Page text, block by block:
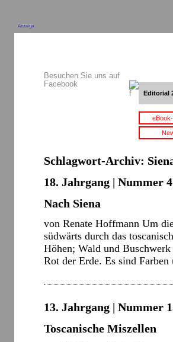
Anzeige
Besuchen Sie uns auf
Facebook
Editorial
Schlagwort-Archiv:
18. Jahrgang | Nummer
Nach Siena
von Renate Hoffmann Um
südwärts durch das
Höhen; Wald und
Rot der Erde. Es sind
13. Jahrgang | Nummer
Toscanische Miszellen